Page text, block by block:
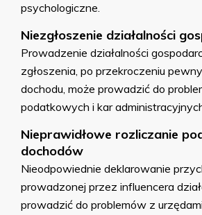
psychologiczne.
Niezgłoszenie działalności
Prowadzenie działalności
zgłoszenia, po przekroczeniu
dochodu, może prowadzić do
podatkowych i kar
Nieprawidłowe rozliczanie
dochodów
Nieodpowiednie deklarowanie
prowadzonej przez influencera
prowadzić do problemów z